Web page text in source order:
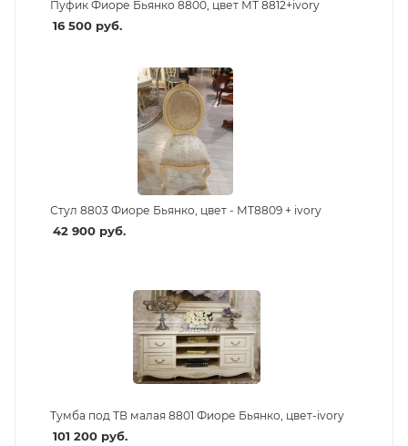
Пуфик Фиоре Бьянко 8800, цвет МТ 8812+ivory
16 500руб.
Стул 8803 Фиоре Бьянко, цвет - МТ8809 + ivory
42 900руб.
Тумба под ТВ малая 8801 Фиоре Бьянко, цвет-ivory
101 200руб.